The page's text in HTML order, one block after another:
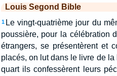
Louis Segond Bible
1 Le vingt-quatrième jour du
poussière, pour la célébration
étrangers, se présentèrent et
placés, on lut dans le livre de
quart ils confessèrent leurs